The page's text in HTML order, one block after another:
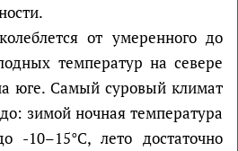
от умеренного до
температур на севере
юге. Самый суровый климат
зимой ночная температура
-10–15°С, лето достаточно